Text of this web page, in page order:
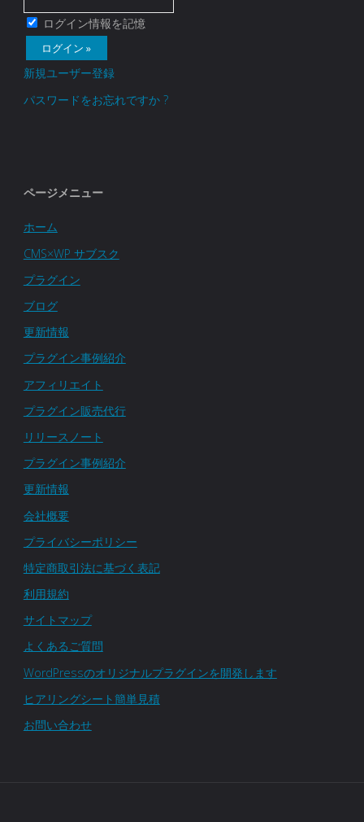
ログイン情報を記憶
新規ユーザー登録
パスワードをお忘れですか ?
ページメニュー
ホーム
CMS×WP サブスク
プラグイン
ブログ
更新情報
プラグイン事例紹介
アフィリエイト
プラグイン販売代行
リリースノート
プラグイン事例紹介
更新情報
会社概要
プライバシーポリシー
特定商取引法に基づく表記
利用規約
サイトマップ
よくあるご質問
WordPressのオリジナルプラグインを開発します
ヒアリングシート簡単見積
お問い合わせ